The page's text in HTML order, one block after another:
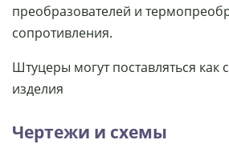
преобразователей и
сопротивления.
Штуцеры могут поставляться как
изделия
Чертежи и схемы